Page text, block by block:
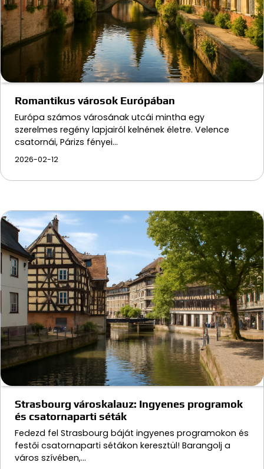
Romantikus városok Európában
Európa számos városának utcái mintha egy
szerelmes regény lapjairól kelnének életre. Velence
csatornái, Párizs fényei…
2026-02-12
Strasbourg városkalauz: Ingyenes programok
és csatornaparti séták
Fedezd fel Strasbourg báját ingyenes programokon és
festői csatornaparti sétákon keresztül! Barangolj a
város szívében,…